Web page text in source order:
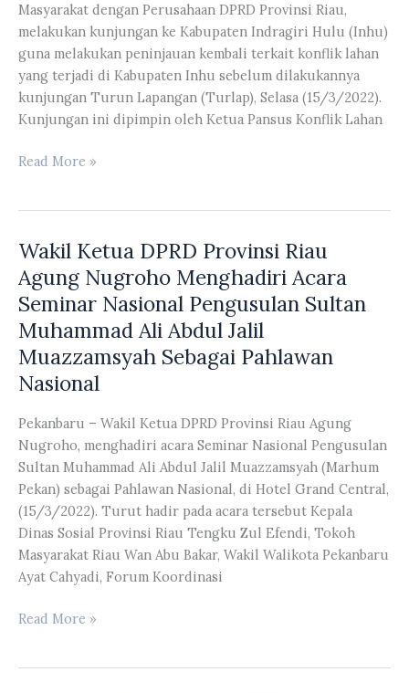
Kabupaten
Rohul
Terkait
Konflik
Lahan
Yang
Masyarakat dengan Perusahaan DPRD Provinsi Riau,
melakukan kunjungan ke Kabupaten Indragiri Hulu (Inhu)
guna melakukan peninjauan kembali terkait konflik lahan
yang terjadi di Kabupaten Inhu sebelum dilakukannya
kunjungan Turun Lapangan (Turlap), Selasa (15/3/2022).
Kunjungan ini dipimpin oleh Ketua Pansus Konflik Lahan
Pansus
Dengan
Perusahaan
DPRD
Provinsi
Riau
Melakukan
Peninjauan
Kabupaten
Inhu
SebelumTurun
Lapangan
Read More »
Wakil Ketua DPRD Provinsi Riau
Agung Nugroho Menghadiri Acara
Seminar Nasional Pengusulan Sultan
Muhammad Ali Abdul Jalil
Muazzamsyah Sebagai Pahlawan
Nasional
Pekanbaru – Wakil Ketua DPRD Provinsi Riau Agung
Nugroho, menghadiri acara Seminar Nasional Pengusulan
Sultan Muhammad Ali Abdul Jalil Muazzamsyah (Marhum
Pekan) sebagai Pahlawan Nasional, di Hotel Grand Central,
(15/3/2022). Turut hadir pada acara tersebut Kepala
Dinas Sosial Provinsi Riau Tengku Zul Efendi, Tokoh
Masyarakat Riau Wan Abu Bakar, Wakil Walikota Pekanbaru
Ayat Cahyadi, Forum Koordinasi
Wakil
Read More »